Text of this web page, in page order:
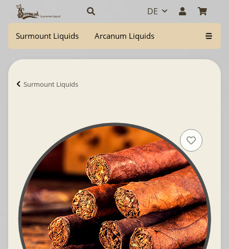
DE
Surmount Liquids Arcanum Liquids
Surmount Liquids